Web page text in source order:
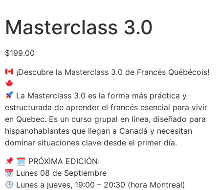
Masterclass 3.0
$199.00
¡Descubre la Masterclass 3.0 de Francés Québécois!
La Masterclass 3.0 es la forma más práctica y
estructurada de aprender el francés esencial para vivir
en Quebec. Es un curso grupal en línea, diseñado para
hispanohablantes que llegan a Canadá y necesitan
dominar situaciones clave desde el primer día.
🗓 PRÓXIMA EDICIÓN:
Lunes 08 de Septiembre
Lunes a jueves, 19:00 – 20:30 (hora Montreal)